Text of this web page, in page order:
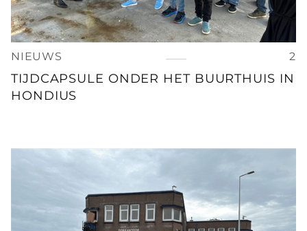
NIEUWS 2
TIJDCAPSULE ONDER HET BUURTHUIS IN
HONDIUS